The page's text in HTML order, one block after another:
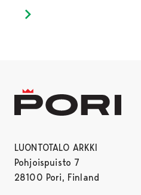
LUONTOTALO ARKKI
Pohjoispuisto 7
28100 Pori, Finland